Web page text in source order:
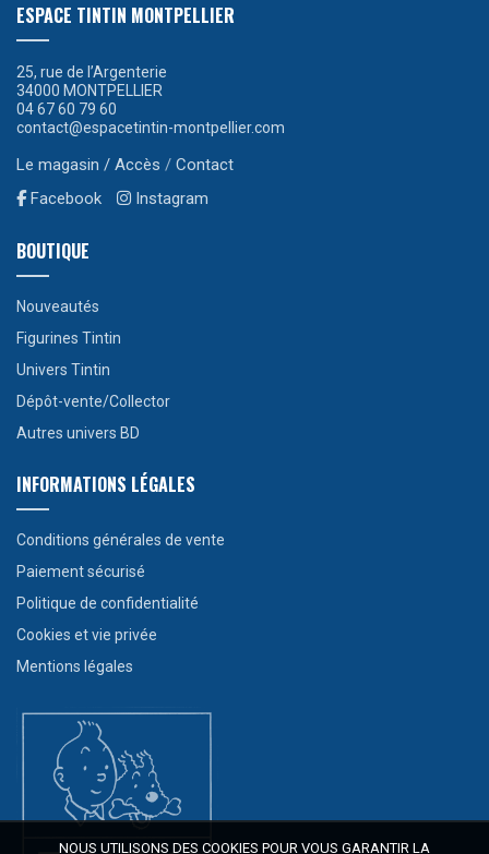
ESPACE TINTIN MONTPELLIER
25, rue de l’Argenterie
34000 MONTPELLIER
04 67 60 79 60
contact@espacetintin-montpellier.com
Le magasin / Accès / Contact
Facebook
Instagram
BOUTIQUE
Nouveautés
Figurines Tintin
Univers Tintin
Dépôt-vente/Collector
Autres univers BD
INFORMATIONS LÉGALES
Conditions générales de vente
Paiement sécurisé
Politique de confidentialité
Cookies et vie privée
Mentions légales
NOUS UTILISONS DES COOKIES POUR VOUS GARANTIR LA